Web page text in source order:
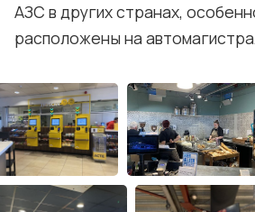
АЗС в других странах,
расположены на